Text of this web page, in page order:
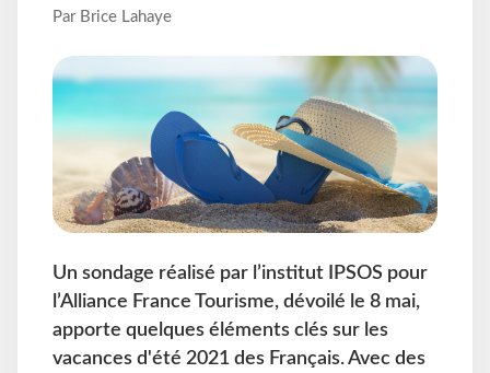
Par Brice Lahaye
Un sondage réalisé par l’institut IPSOS pour
l’Alliance France Tourisme, dévoilé le 8 mai,
apporte quelques éléments clés sur les
vacances d'été 2021 des Français. Avec des